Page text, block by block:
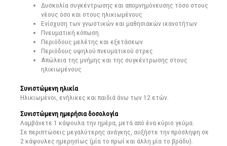
Δυσκολία συγκέντρωσης και απομνημόνευσης τόσο στους
νέους όσο και στους ηλικιωμένους
Ενίσχυση των γνωστικών και μαθησιακών ικανοτήτων
Πνευματική κόπωση
Περιόδους μελέτης και εξετάσεων
Περιόδους υψηλού πνευματικού στρες
Απώλεια της μνήμης και της συγκέντρωσης στους
ηλικιωμένους
Συνιστώμενη ηλικία
Ηλικιωμένοι, ενήλικες και παιδιά άνω των 12 ετών.
Συνιστώμενη ημερήσια δοσολογία
Λαμβάνετε 1 κάψουλα την ημέρα, μετά από ένα κύριο γεύμα.
Σε περιπτώσεις μεγαλύτερης ανάγκης, αυξήστε την πρόσληψη σε
2 κάψουλες ημερησίως (μία το πρωί και άλλη μία το βράδυ).